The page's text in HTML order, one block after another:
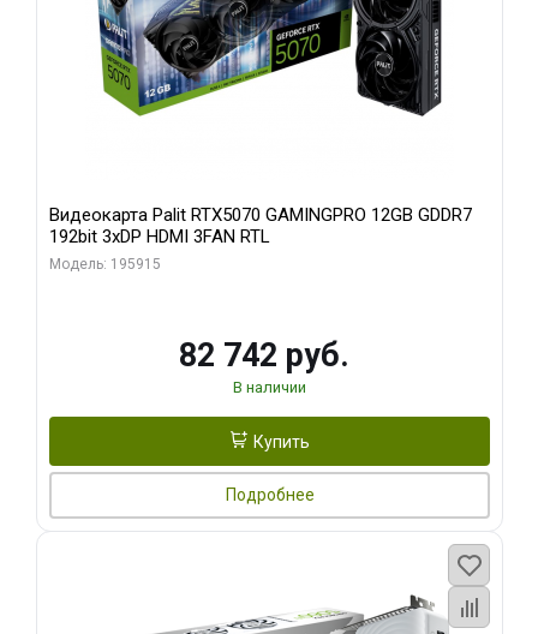
Видеокарта Palit RTX5070 GAMINGPRO 12GB GDDR7
192bit 3xDP HDMI 3FAN RTL
Модель: 195915
82 742 руб.
В наличии
Купить
Подробнее